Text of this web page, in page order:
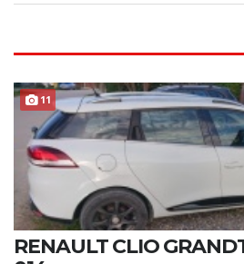
11
RENAULT CLIO